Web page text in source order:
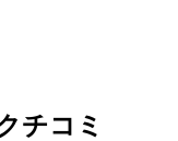
チコミ